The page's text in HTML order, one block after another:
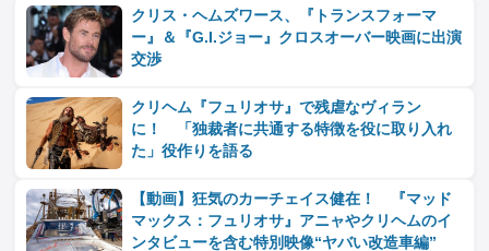
クリス・ヘムズワース、『トランスフォーマ
ー』＆『G.I.ジョー』クロスオーバー映画に出演
交渉
クリヘム『フュリオサ』で残虐なヴィラン
に！ 「独裁者に共通する特徴を役に取り入れ
た」役作りを語る
【動画】狂気のカーチェイス健在！ 『マッド
マックス：フュリオサ』アニャやクリヘムのイ
ンタビューを含む特別映像“ヤバい改造車編”